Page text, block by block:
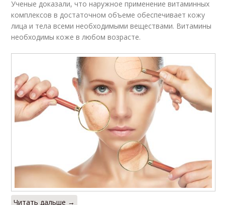
Ученые доказали, что наружное применение витаминных
комплексов в достаточном объеме обеспечивает кожу
лица и тела всеми необходимыми веществами. Витамины
необходимы коже в любом возрасте.
Читать дальше →